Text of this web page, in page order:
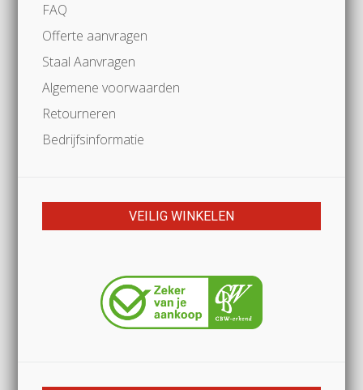
FAQ
Offerte aanvragen
Staal Aanvragen
Algemene voorwaarden
Retourneren
Bedrijfsinformatie
VEILIG WINKELEN